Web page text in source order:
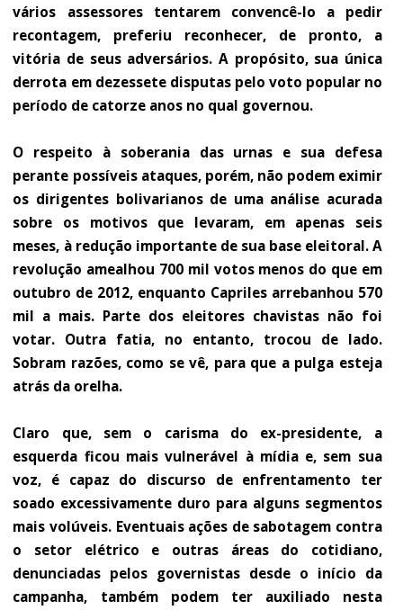
vários assessores tentarem convencê-lo a pedir
recontagem, preferiu reconhecer, de pronto, a
vitória de seus adversários. A propósito, sua única
derrota em dezessete disputas pelo voto popular no
período de catorze anos no qual governou.
O respeito à soberania das urnas e sua defesa
perante possíveis ataques, porém, não podem eximir
os dirigentes bolivarianos de uma análise acurada
sobre os motivos que levaram, em apenas seis
meses, à redução importante de sua base eleitoral. A
revolução amealhou 700 mil votos menos do que em
outubro de 2012, enquanto Capriles arrebanhou 570
mil a mais. Parte dos eleitores chavistas não foi
votar. Outra fatia, no entanto, trocou de lado.
Sobram razões, como se vê, para que a pulga esteja
atrás da orelha.
Claro que, sem o carisma do ex-presidente, a
esquerda ficou mais vulnerável à mídia e, sem sua
voz, é capaz do discurso de enfrentamento ter
soado excessivamente duro para alguns segmentos
mais volúveis. Eventuais ações de sabotagem contra
o setor elétrico e outras áreas do cotidiano,
denunciadas pelos governistas desde o início da
campanha, também podem ter auxiliado nesta